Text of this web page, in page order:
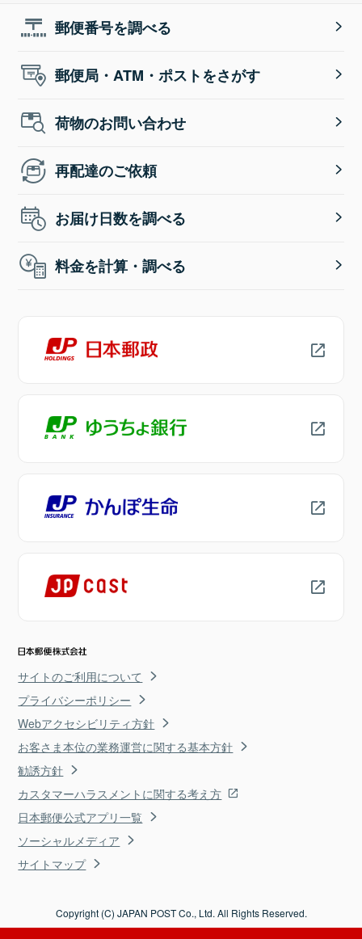
郵便番号を調べる
郵便局・ATM・ポストをさがす
荷物のお問い合わせ
再配達のご依頼
お届け日数を調べる
料金を計算・調べる
サイトのご利用について
プライバシーポリシー
Webアクセシビリティ方針
お客さま本位の業務運営に関する基本方針
勧誘方針
カスタマーハラスメントに関する考え方
日本郵便公式アプリ一覧
ソーシャルメディア
サイトマップ
Copyright (C) JAPAN POST Co., Ltd. All Rights Reserved.